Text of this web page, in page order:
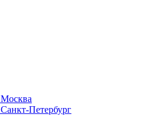
Москва
Санкт-Петербург